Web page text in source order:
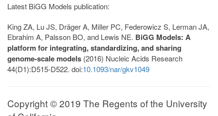
Latest BiGG Models publication:
King ZA, Lu JS, Dräger A, Miller PC, Federowicz S, Lerman JA,
Ebrahim A, Palsson BO, and Lewis NE. BiGG Models: A
platform for integrating, standardizing, and sharing
genome-scale models (2016) Nucleic Acids Research
44(D1):D515-D522. doi:10.1093/nar/gkv1049
Copyright © 2019 The Regents of the University